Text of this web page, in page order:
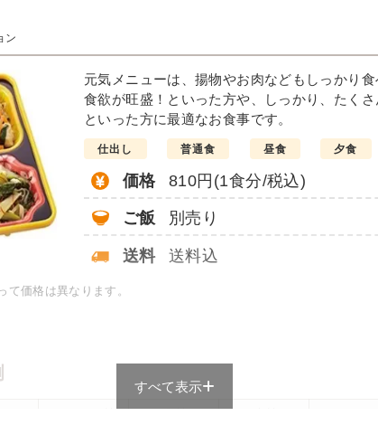
ずのみ)
ー例
風味
、脂質：7.0g、炭水化
豆腐しんじょう和風あん
きゅうりの甘酢漬
あさりとほうれん草の
栄養素
ン
元気メニューは、揚物やお肉などもしっかり食
食欲が旺盛！といった方や、しっかり、たくさ
といった方に最適なお食事です。
仕出し 普通食 昼食 夕食
価格 810円(1食分/税込)
ご飯 別売り
送料 送料込
価格は異なります。
すべて表示